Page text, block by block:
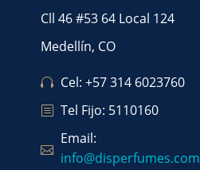
Cll 46 #53 64 Local 124
Medellín, CO
Cel: +57 314 6023760
Tel Fijo: 5110160
Email:
info@disperfumes.com